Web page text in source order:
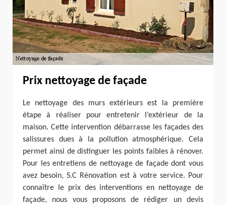
Prix nettoyage de façade
Le nettoyage des murs extérieurs est la première
étape à réaliser pour entretenir l’extérieur de la
maison. Cette intervention débarrasse les façades des
salissures dues à la pollution atmosphérique. Cela
permet ainsi de distinguer les points faibles à rénover.
Pour les entretiens de nettoyage de façade dont vous
avez besoin, S.C Rénovation est à votre service. Pour
connaître le prix des interventions en nettoyage de
façade, nous vous proposons de rédiger un devis